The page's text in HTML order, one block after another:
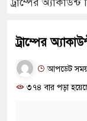
ট্রাম্পের
আপডেট সময়
৩৭৪ বার পড়া